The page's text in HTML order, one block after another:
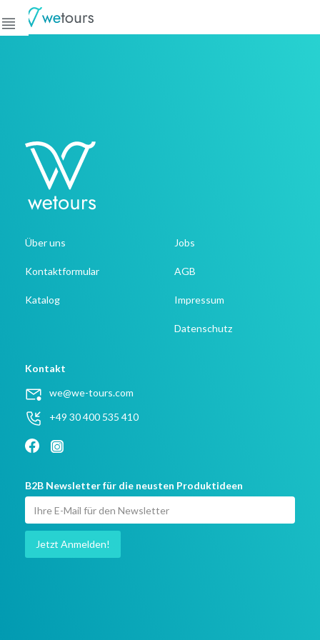
Über uns
Kontaktformular
Katalog
Jobs
AGB
Impressum
Datenschutz
Kontakt
we@we-tours.com
+49 30 400 535 410
B2B Newsletter für die neusten Produktideen